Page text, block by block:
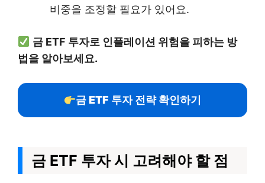
비중을 조정할 필요가 있어요.
금 ETF 투자로 인플레이션 위험을 피하는 방
법을 알아보세요.
금 ETF 투자 전략 확인하기
금 ETF 투자 시 고려해야 할 점